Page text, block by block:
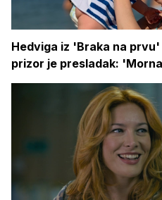
Hedviga iz 'Braka na
prizor je presladak: